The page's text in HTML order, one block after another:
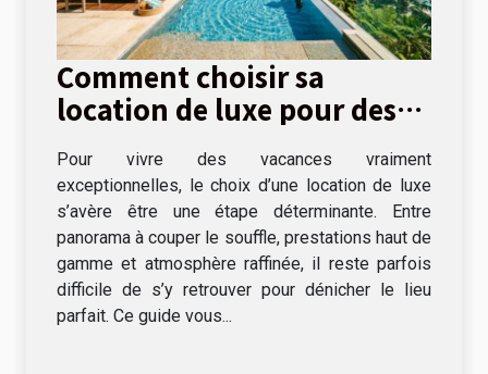
Comment choisir sa
location de luxe pour des
Pour vivre des vacances vraiment
exceptionnelles, le choix d’une location de luxe
s’avère être une étape déterminante. Entre
panorama à couper le souffle, prestations haut de
gamme et atmosphère raffinée, il reste parfois
difficile de s’y retrouver pour dénicher le lieu
parfait. Ce guide vous...